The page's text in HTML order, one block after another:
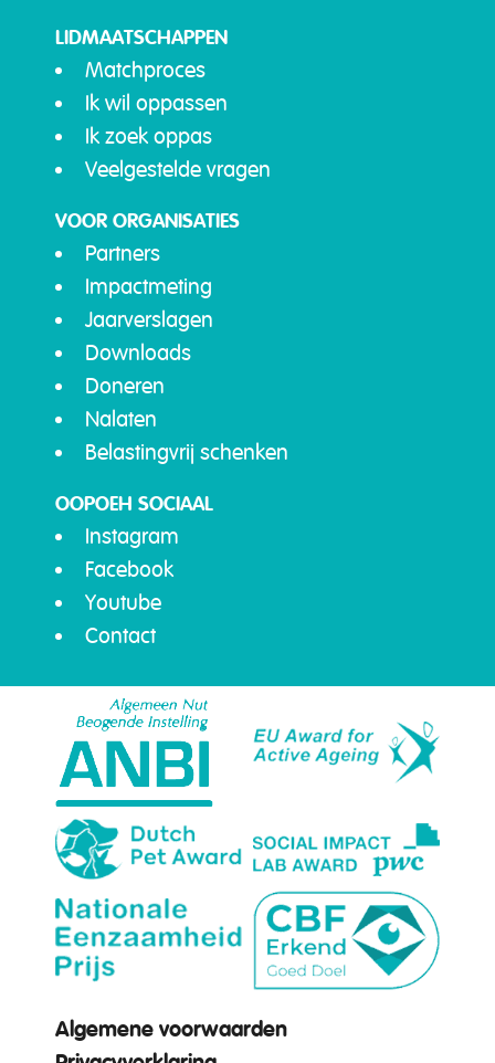
LIDMAATSCHAPPEN
Matchproces
Ik wil oppassen
Ik zoek oppas
Veelgestelde vragen
VOOR ORGANISATIES
Partners
Impactmeting
Jaarverslagen
Downloads
Doneren
Nalaten
Belastingvrij schenken
OOPOEH SOCIAAL
Instagram
Facebook
Youtube
Contact
Algemene voorwaarden